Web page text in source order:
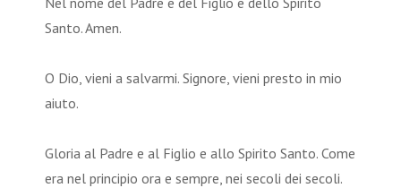
Santo. Amen.
O Dio, vieni a salvarmi. Signore, vieni presto in mio
aiuto.
Gloria al Padre e al Figlio e allo Spirito Santo. Come
era nel principio ora e sempre, nei secoli dei secoli.